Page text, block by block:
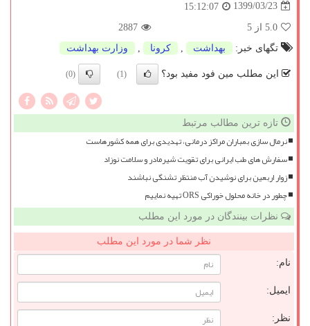
1399/03/23
15:12:07
5.0 از 5
2887
تگهای خبر:
بهداشت كرونا وزارت بهداشت
این مطلب مین فود مفید بود؟ (1)
(0)
تازه ترین مطالب مرتبط
نرمال سازی بمباران مراکز درمانی، تهدیدی برای همه کشورهاست
سفارش های طب ایرانی برای تقویت شیرمادر و سلامت نوزاد
زوار اربعین برای نوشیدن آب منتظر تشنگی نباشند
چطور در خانه محلول خوراکی ORS تهیه نماییم
نظرات بینندگان در مورد این مطلب
نظر شما در مورد این مطلب
نام:
ایمیل:
نظر: